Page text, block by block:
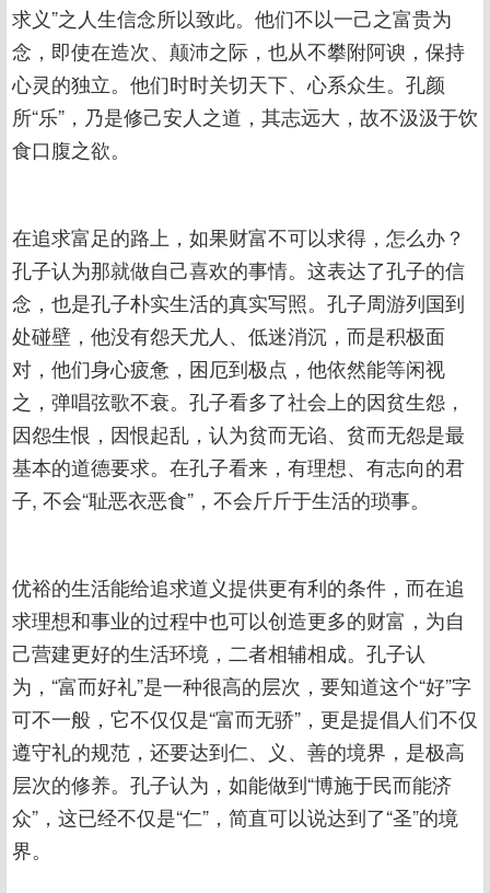
求义”之人生信念所以致此。他们不以一己之富贵为
念，即使在造次、颠沛之际，也从不攀附阿谀，保持
心灵的独立。他们时时关切天下、心系众生。孔颜
所“乐”，乃是修己安人之道，其志远大，故不汲汲于饮
食口腹之欲。
在追求富足的路上，如果财富不可以求得，怎么办？
孔子认为那就做自己喜欢的事情。这表达了孔子的信
念，也是孔子朴实生活的真实写照。孔子周游列国到
处碰壁，他没有怨天尤人、低迷消沉，而是积极面
对，他们身心疲惫，困厄到极点，他依然能等闲视
之，弹唱弦歌不衰。孔子看多了社会上的因贫生怨，
因怨生恨，因恨起乱，认为贫而无谄、贫而无怨是最
基本的道德要求。在孔子看来，有理想、有志向的君
子, 不会“耻恶衣恶食”，不会斤斤于生活的琐事。
优裕的生活能给追求道义提供更有利的条件，而在追
求理想和事业的过程中也可以创造更多的财富，为自
己营建更好的生活环境，二者相辅相成。孔子认
为，“富而好礼”是一种很高的层次，要知道这个“好”字
可不一般，它不仅仅是“富而无骄”，更是提倡人们不仅
遵守礼的规范，还要达到仁、义、善的境界，是极高
层次的修养。孔子认为，如能做到“博施于民而能济
众”，这已经不仅是“仁”，简直可以说达到了“圣”的境
界。